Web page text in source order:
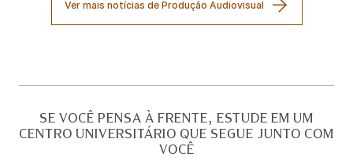
Ver mais notícias de Produção Audiovisual
SE VOCÊ PENSA À FRENTE, ESTUDE EM UM
CENTRO UNIVERSITÁRIO QUE SEGUE JUNTO COM
VOCÊ